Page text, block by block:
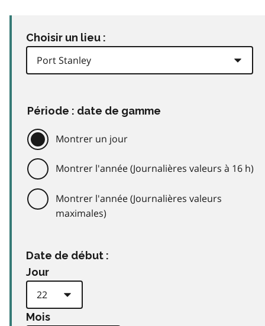
Choisir un lieu :
Période : date de gamme
Montrer un jour
Montrer l'année (Journalières valeurs à 16 h)
Montrer l'année (Journalières valeurs
maximales)
Date de début :
Jour
Mois